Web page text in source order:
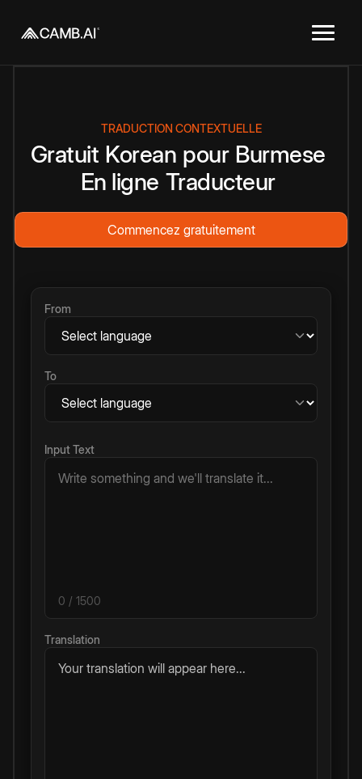
TRADUCTION CONTEXTUELLE
Gratuit Korean pour Burmese
En ligne Traducteur
Commencez gratuitement
From
To
Input Text
0 / 1500
Translation
Your translation will appear here...